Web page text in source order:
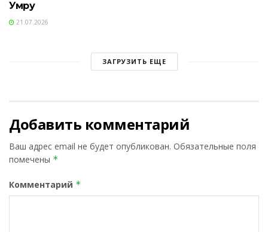
Умру
21.07.2026
ЗАГРУЗИТЬ ЕЩЕ
Добавить комментарий
Ваш адрес email не будет опубликован. Обязательные поля
помечены *
Комментарий *